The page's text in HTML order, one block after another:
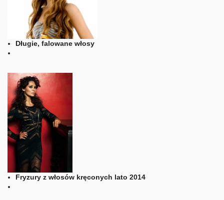
Długie, falowane włosy
Fryzury z włosów kręconych lato 2014